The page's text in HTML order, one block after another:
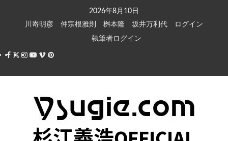
キ
2026年8月10日
川嵜明彦
仲宗根雅則 桝本隆 坂井万利代
ログイン
執筆者ログイン
Facebook
X Instagram
Youtube
VimeoPinterest